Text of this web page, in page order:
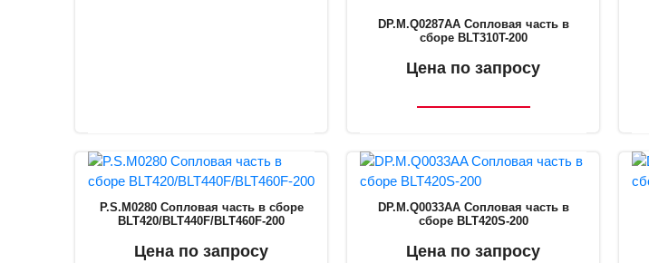
DP.M.Q0287AA Сопловая часть в
сборе BLT310T-200
Цена по запросу
P.S.M0280 Сопловая часть в сборе
BLT420/BLT440F/BLT460F-200
Цена по запросу
DP.M.Q0033AA Сопловая часть в
сборе BLT420S-200
Цена по запросу